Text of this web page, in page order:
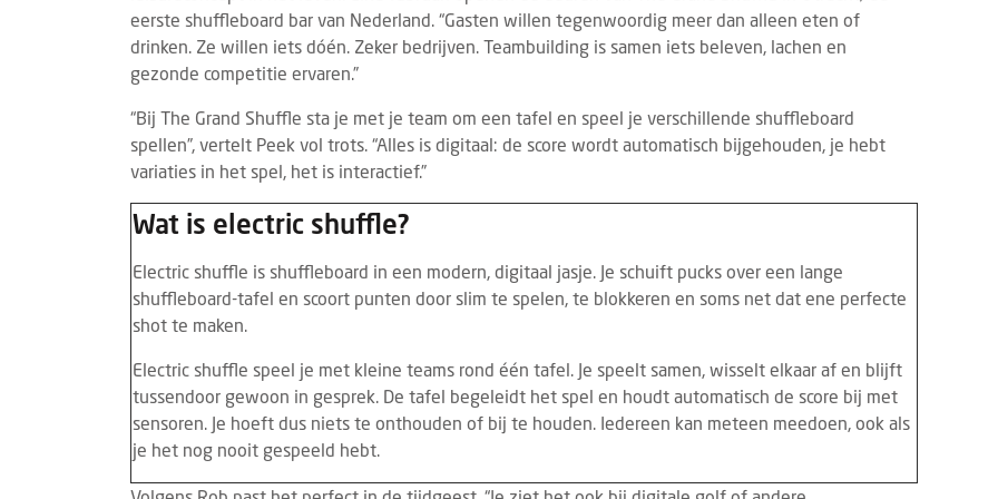
eerste shuffleboard bar van Nederland. “Gasten willen tegenwoordig meer dan alleen eten of
drinken. Ze willen iets dóén. Zeker bedrijven. Teambuilding is samen iets beleven, lachen en
gezonde competitie ervaren.”
“Bij The Grand Shuffle sta je met je team om een tafel en speel je verschillende shuffleboard
spellen”, vertelt Peek vol trots. “Alles is digitaal: de score wordt automatisch bijgehouden, je hebt
variaties in het spel, het is interactief.”
Wat is electric shuffle?
Electric shuffle is shuffleboard in een modern, digitaal jasje. Je schuift pucks over een lange
shuffleboard-tafel en scoort punten door slim te spelen, te blokkeren en soms net dat ene perfecte
shot te maken.
Electric shuffle speel je met kleine teams rond één tafel. Je speelt samen, wisselt elkaar af en blijft
tussendoor gewoon in gesprek. De tafel begeleidt het spel en houdt automatisch de score bij met
sensoren. Je hoeft dus niets te onthouden of bij te houden. Iedereen kan meteen meedoen, ook als
je het nog nooit gespeeld hebt.
Rotterdam belichten horecatrends
Tijdens Gastvrij Rotterdam, van 22 tot en
met 24 september 2025, vormen de
BRANDED CONTENT
geopend
De inschrijving voor de Horecava Awards
BRANDED CONTENT
Wat Temper-
gen Z en flexibele
2026
zijn lui, minder loyaal en